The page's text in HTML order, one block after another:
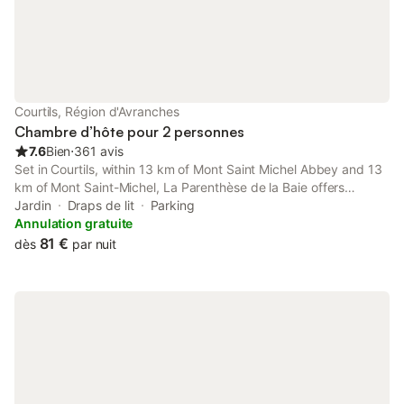
Courtils, Région d'Avranches
Chambre d’hôte pour 2 personnes
7.6Bien⋅361 avis
Set in Courtils, within 13 km of Mont Saint Michel Abbey and 13
km of Mont Saint-Michel, La Parenthèse de la Baie offers
accommodation with a garden as well as free private parking
for guests who drive.
Jardin Draps de lit
Parking
Annulation gratuite
dès 81 € par nuit